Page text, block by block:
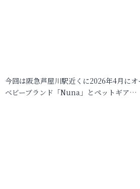
今回は阪急芦屋川駅近くに2026年4月に
ベビーブランド「Nuna」とペットギア…